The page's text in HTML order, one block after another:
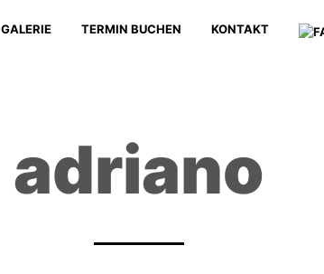
GALERIE TERMIN BUCHEN KONTAKT
adriano